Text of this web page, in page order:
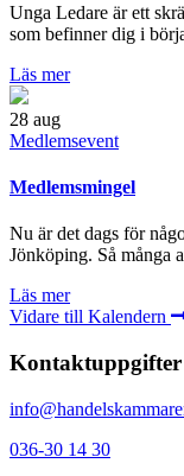
Unga Ledare är ett
som befinner dig i
Läs mer
28 aug
Medlemsevent
Medlemsmingel
Nu är det dags för
Jönköping. Så många
Läs mer
Vidare till Kalendern
Kontaktuppgifter
036-30 14 30